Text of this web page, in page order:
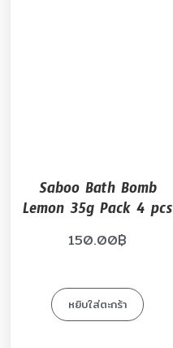
Saboo Bath Bomb
Lemon 35g Pack 4 pcs
150.00฿
หยิบใส่ตะกร้า